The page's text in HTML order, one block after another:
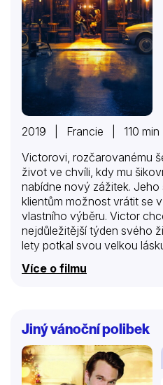
2019 | Francie | 110 min
Victorovi, rozčarovanému
život ve chvíli, kdy mu
nabídne nový zážitek.
klientům možnost vrátit se
vlastního výběru. Victor
nejdůležitější týden svého
lety potkal svou velkou
Více o filmu
Jiný vánoční polibek